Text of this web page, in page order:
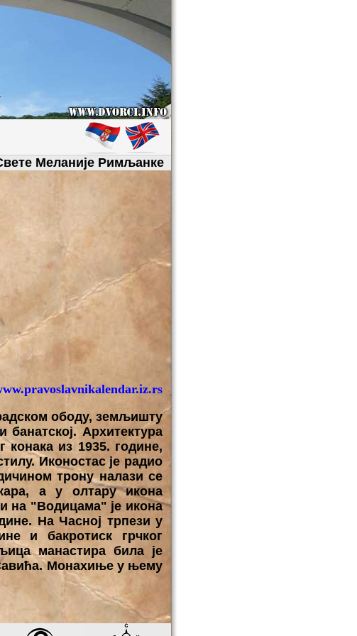
Меланије Римљанке
ободу, земљишту
Архитектура
конака из 1935. године,
Иконостас је радио
трону налази се
а у олтару икона
на "Водицама" је икона
На Часној трпези у
и бакротиск грчког
манастира била је
Монахиње у њему